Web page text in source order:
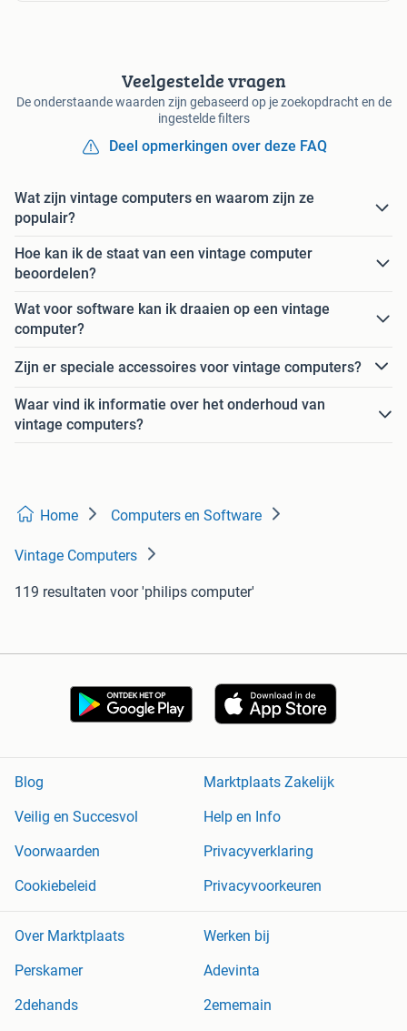
Veelgestelde vragen
De onderstaande waarden zijn gebaseerd op je zoekopdracht en de
ingestelde filters
Deel opmerkingen over deze FAQ
Wat zijn vintage computers en waarom zijn ze
populair?
Hoe kan ik de staat van een vintage computer
beoordelen?
Wat voor software kan ik draaien op een vintage
computer?
Zijn er speciale accessoires voor vintage computers?
Waar vind ik informatie over het onderhoud van
vintage computers?
Home Computers en Software
Vintage Computers
119 resultaten voor 'philips computer'
Blog
Marktplaats Zakelijk
Veilig en Succesvol
Help en Info
Voorwaarden
Privacyverklaring
Cookiebeleid
Privacyvoorkeuren
Over Marktplaats
Werken bij
Perskamer
Adevinta
2dehands
2ememain